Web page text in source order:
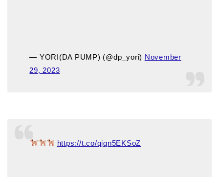
— YORI(DA PUMP) (@dp_yori) November
29, 2023
https://t.co/qjqn5EKSoZ